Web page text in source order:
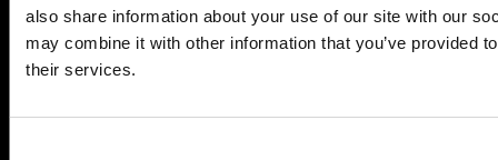
also share information about your use of our site with our
may combine it with other information that you’ve provided
their services.
Qualità
Maestri Serramentisti Domal